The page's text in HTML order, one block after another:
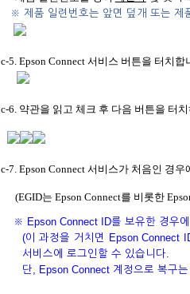
※ 제품 일련번호는 앞면 덮개 또는 제
c-5. Epson Connect 서비스 버튼을 터치
c-6. 약관을 읽고 체크 후 다음 버튼을 터
c-7. Epson Connect 서비스가 처음인 경
(EGID는 Epson Connect를 비롯한
※ Epson Connect ID를 보유한 경우에
(이 과정을 거치면 Epson Connect
서비스에 로그인할 수 있습니다.
단, Epson Connect 계정으로 복구